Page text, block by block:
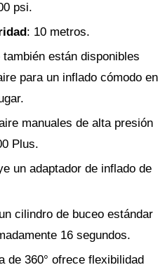
psi.
: 10 metros.
están disponibles
para un inflado cómodo en
manuales de alta presión
Plus.
un adaptador de inflado de
cilindro de buceo estándar
16 segundos.
de 360° ofrece flexibilidad